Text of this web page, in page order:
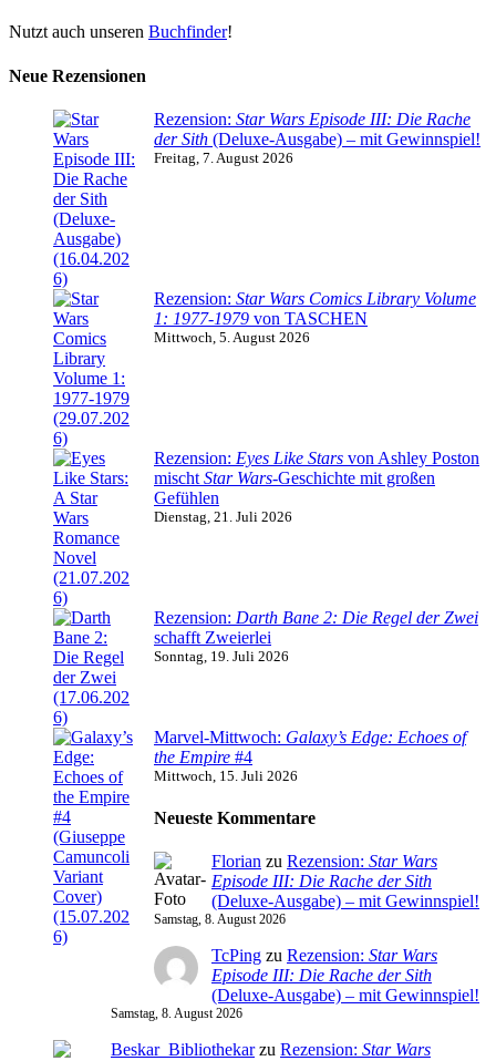
Nutzt auch unseren Buchfinder!
Neue Rezensionen
Rezension: Star Wars Episode III: Die Rache
der Sith (Deluxe-Ausgabe) – mit Gewinnspiel!
Freitag, 7. August 2026
Rezension: Star Wars Comics Library Volume
1: 1977-1979 von TASCHEN
Mittwoch, 5. August 2026
Rezension: Eyes Like Stars von Ashley Poston
mischt Star Wars-Geschichte mit großen
Gefühlen
Dienstag, 21. Juli 2026
Rezension: Darth Bane 2: Die Regel der Zwei
schafft Zweierlei
Sonntag, 19. Juli 2026
Marvel-Mittwoch: Galaxy’s Edge: Echoes of
the Empire #4
Mittwoch, 15. Juli 2026
Neueste Kommentare
Florian zu Rezension: Star Wars
Episode III: Die Rache der Sith
(Deluxe-Ausgabe) – mit Gewinnspiel!
Samstag, 8. August 2026
TcPing zu Rezension: Star Wars
Episode III: Die Rache der Sith
(Deluxe-Ausgabe) – mit Gewinnspiel!
Samstag, 8. August 2026
Beskar_Bibliothekarzu Rezension: Star Wars